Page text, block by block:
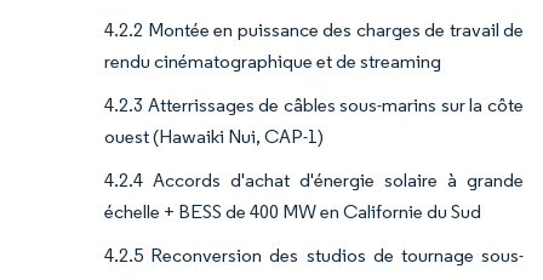
4.2.2 Montée en puissance des charges de travail de
rendu cinématographique et de streaming
4.2.3 Atterrissages de câbles sous-marins sur la côte
ouest (Hawaiki Nui, CAP-1)
4.2.4 Accords d'achat d'énergie solaire à grande
échelle + BESS de 400 MW en Californie du Sud
4.2.5 Reconversion des studios de tournage sous-